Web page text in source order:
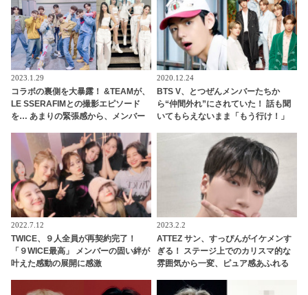
2023.1.29
コラボの裏側を大暴露！ &TEAMが、
LE SSERAFIMとの撮影エピソード
を… あまりの緊張感から、メンバー
斬新すぎる気遣いが面白すぎるとフ
ァンほっこり
2020.12.24
BTS V、とつぜんメンバーたちか
ら“仲間外れ”にされていた！ 話も聞
いてもらえないまま「もう行け！」
てからかうメンバーたちの団結力＆V
のリアクションに爆笑
2022.7.12
TWICE、９人全員が再契約完了！
「９WICE最高」 メンバーの固い絆が
叶えた感動の展開に感激
2023.2.2
ATTEZ サン、すっぴんがイケメンす
ぎる！ ステージ上でのカリスマ的な
雰囲気から一変、ピュア感あふれる